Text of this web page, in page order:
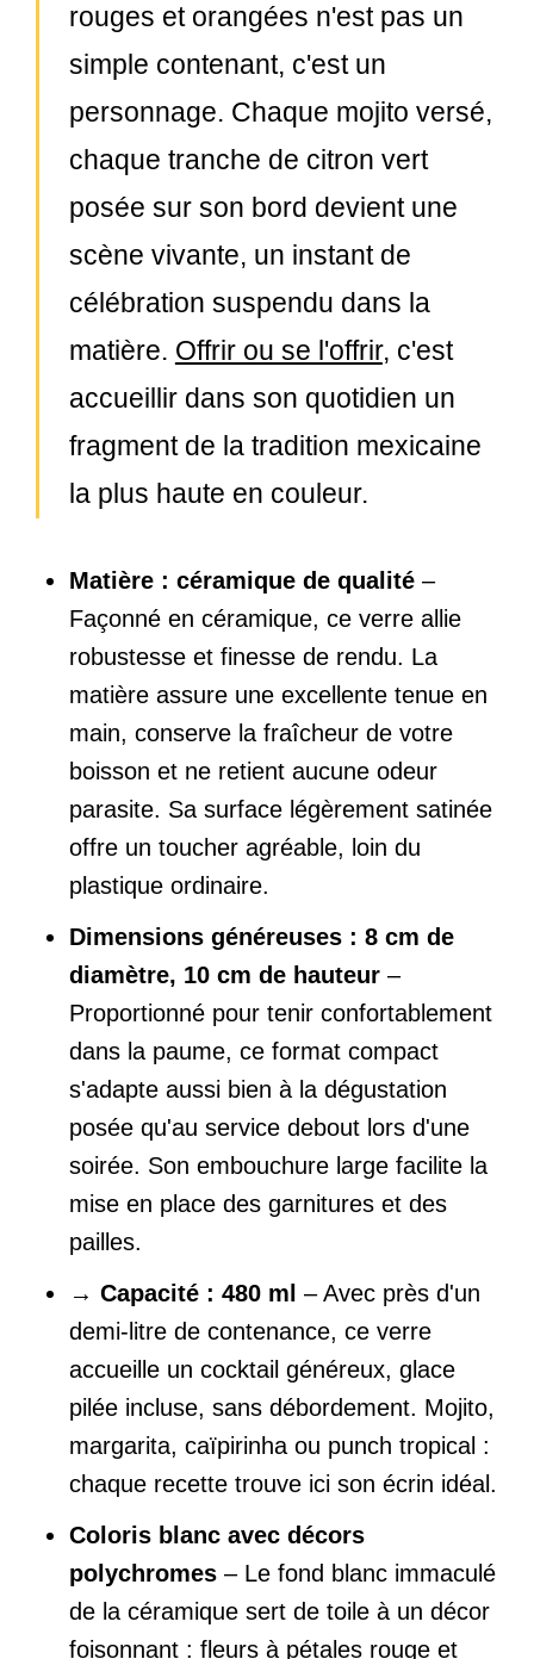
rouges et orangées n'est pas un
simple contenant, c'est un
personnage. Chaque mojito versé,
chaque tranche de citron vert
posée sur son bord devient une
scène vivante, un instant de
célébration suspendu dans la
matière. Offrir ou se l'offrir, c'est
accueillir dans son quotidien un
fragment de la tradition mexicaine
la plus haute en couleur.
Matière : céramique de qualité –
Façonné en céramique, ce verre allie
robustesse et finesse de rendu. La
matière assure une excellente tenue en
main, conserve la fraîcheur de votre
boisson et ne retient aucune odeur
parasite. Sa surface légèrement satinée
offre un toucher agréable, loin du
plastique ordinaire.
Dimensions généreuses : 8 cm de
diamètre, 10 cm de hauteur –
Proportionné pour tenir confortablement
dans la paume, ce format compact
s'adapte aussi bien à la dégustation
posée qu'au service debout lors d'une
soirée. Son embouchure large facilite la
mise en place des garnitures et des
pailles.
→ Capacité : 480 ml – Avec près d'un
demi-litre de contenance, ce verre
accueille un cocktail généreux, glace
pilée incluse, sans débordement. Mojito,
margarita, caïpirinha ou punch tropical :
chaque recette trouve ici son écrin idéal.
Coloris blanc avec décors
polychromes – Le fond blanc immaculé
de la céramique sert de toile à un décor
foisonnant : fleurs à pétales rouge et